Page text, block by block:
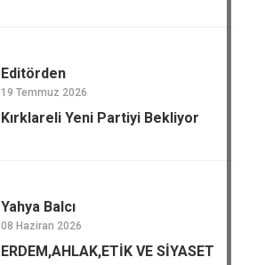
Editörden
19 Temmuz 2026
Kırklareli Yeni Partiyi Bekliyor
Yahya Balcı
08 Haziran 2026
ERDEM,AHLAK,ETİK VE SİYASET